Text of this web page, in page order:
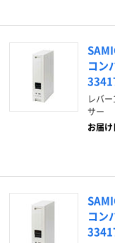
コン
レバ
サー
お届け
コン